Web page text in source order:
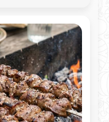
пропитывается